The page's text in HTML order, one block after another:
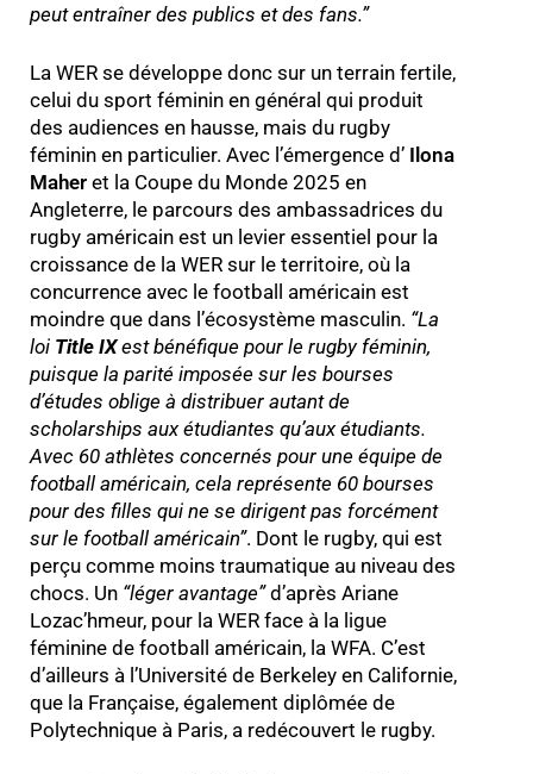
peut entraîner des publics et des fans.”
La WER se développe donc sur un terrain fertile,
celui du sport féminin en général qui produit
des audiences en hausse, mais du rugby
féminin en particulier. Avec l’émergence d’ Ilona
Maher et la Coupe du Monde 2025 en
Angleterre, le parcours des ambassadrices du
rugby américain est un levier essentiel pour la
croissance de la WER sur le territoire, où la
concurrence avec le football américain est
moindre que dans l’écosystème masculin. “La
loi Title IXest bénéfique pour le rugby féminin,
puisque la parité imposée sur les bourses
d’études oblige à distribuer autant de
scholarships aux étudiantes qu’aux étudiants.
Avec 60 athlètes concernés pour une équipe de
football américain, cela représente 60 bourses
pour des filles qui ne se dirigent pas forcément
sur le football américain”. Dont le rugby, qui est
perçu comme moins traumatique au niveau des
chocs. Un “léger avantage”d’après Ariane
Lozac’hmeur, pour la WER face à la ligue
féminine de football américain, la WFA. C’est
d’ailleurs à l’Université de Berkeley en Californie,
que la Française, également diplômée de
Polytechnique à Paris, a redécouvert le rugby.